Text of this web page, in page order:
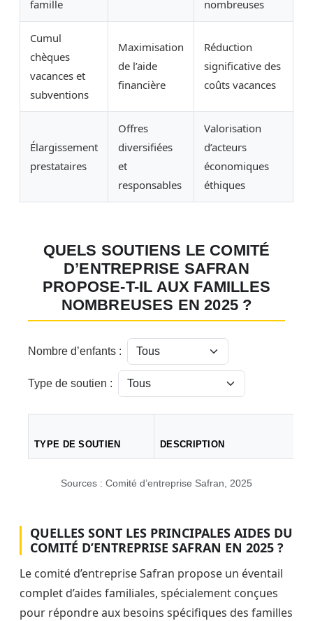
famille
nombreuses
Cumul
chèques
vacances et
subventions
Maximisation
de l’aide
financière
Réduction
significative des
coûts vacances
Élargissement
prestataires
Offres
diversifiées
et
responsables
Valorisation
d’acteurs
économiques
éthiques
QUELS SOUTIENS LE COMITÉ
D’ENTREPRISE SAFRAN
PROPOSE-T-IL AUX FAMILLES
NOMBREUSES EN 2025 ?
Nombre d’enfants :
Type de soutien :
TYPE DE SOUTIEN DESCRIPTION
Sources : Comité d’entreprise Safran, 2025
QUELLES SONT LES PRINCIPALES AIDES DU
COMITÉ D’ENTREPRISE SAFRAN EN 2025 ?
Le comité d’entreprise Safran propose un éventail
complet d’aides familiales, spécialement conçues
pour répondre aux besoins spécifiques des familles